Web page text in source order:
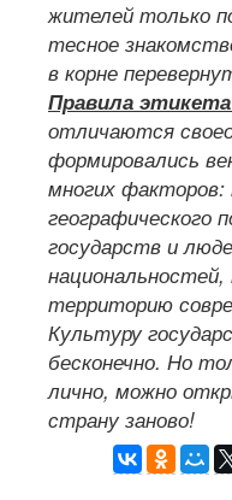
жителей только
тесное
в корне
Правила
отличаются
формировались
многих
географического
государств и
территорию
Культуру
бесконечно. Но
лично, можно
страну заново!